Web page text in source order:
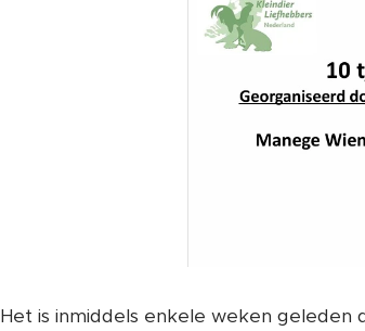
Het is inmiddels enkele weken geleden